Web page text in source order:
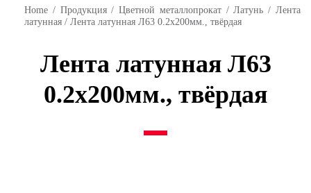
Home / Продукция/Цветной металлопрокат/Латунь /Лента
латунная / Лента латунная Л63 0.2х200мм., твёрдая
Лента латунная Л63
0.2х200мм., твёрдая